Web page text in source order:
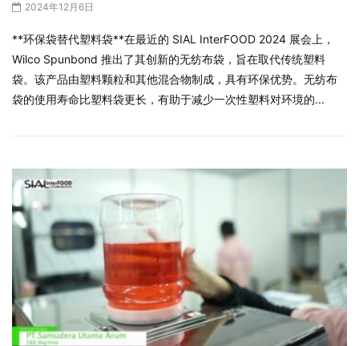
2024年12月6日
**环保袋替代塑料袋**在最近的 SIAL InterFOOD 2024 展会上，
Wilco Spunbond 推出了其创新的无纺布袋，旨在取代传统塑料
袋。该产品由塑料颗粒和其他混合物制成，具有环保优势。无纺布
袋的使用寿命比塑料袋更长，有助于减少一次性塑料对环境的...